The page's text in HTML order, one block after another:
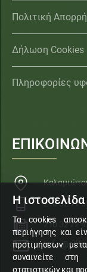
Πολιτική
Δήλωση Cookies
Πληροφορίες
210 32 11
210 32 22
Η
Τα cookies
περιήγησης και
προτιμήσεων
συναινείτε
στατιστικών και